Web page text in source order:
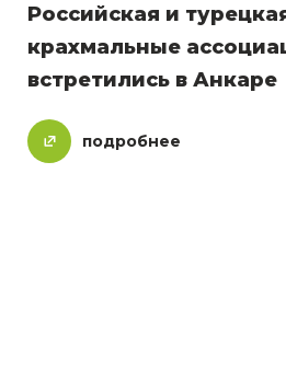
Российская и
крахмальные
встретились в Анкаре
подробнее